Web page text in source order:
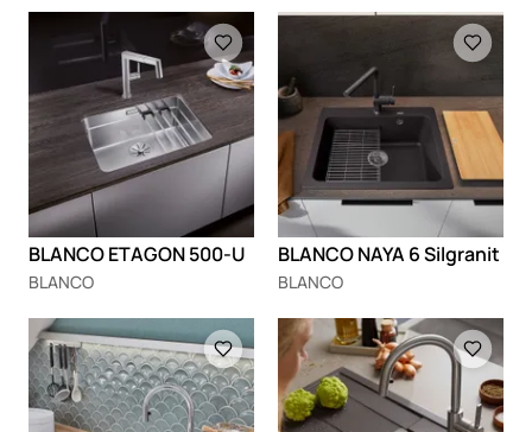
BLANCO ETAGON 500-U
BLANCO
Loading
BLANCO NAYA 6 Silgranit
BLANCO
Loading Loading